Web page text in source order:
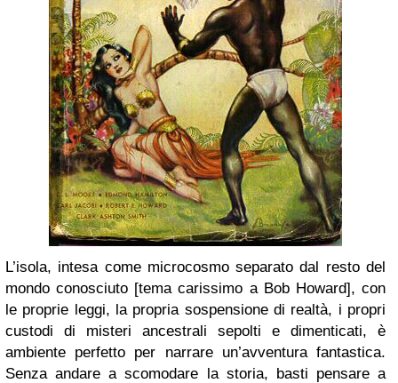
L’isola, intesa come microcosmo separato dal resto del
mondo conosciuto [tema carissimo a Bob Howard], con
le proprie leggi, la propria sospensione di realtà, i propri
custodi di misteri ancestrali sepolti e dimenticati, è
ambiente perfetto per narrare un’avventura fantastica.
Senza andare a scomodare la storia, basti pensare a